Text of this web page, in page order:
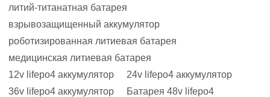
литий-титанатная батарея
взрывозащищенный аккумулятор
роботизированная литиевая батарея
медицинская литиевая батарея
12v lifepo4 аккумулятор
24v lifepo4 аккумулятор
36v lifepo4 аккумулятор
Батарея 48v lifepo4